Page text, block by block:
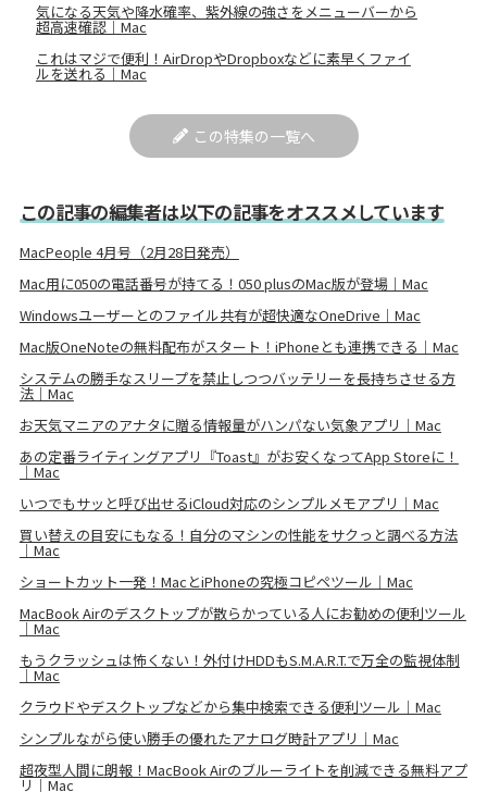
気になる天気や降水確率、紫外線の強さをメニューバーから
超高速確認｜Mac
これはマジで便利！AirDropやDropboxなどに素早くファイ
ルを送れる｜Mac
この特集の一覧へ
この記事の編集者は以下の記事をオススメしています
MacPeople 4月号（2月28日発売）
Mac用に050の電話番号が持てる！050 plusのMac版が登場｜Mac
Windowsユーザーとのファイル共有が超快適なOneDrive｜Mac
Mac版OneNoteの無料配布がスタート！iPhoneとも連携できる｜Mac
システムの勝手なスリープを禁止しつつバッテリーを長持ちさせる方
法｜Mac
お天気マニアのアナタに贈る情報量がハンパない気象アプリ｜Mac
あの定番ライティングアプリ『Toast』がお安くなってApp Storeに！
｜Mac
いつでもサッと呼び出せるiCloud対応のシンプルメモアプリ｜Mac
買い替えの目安にもなる！自分のマシンの性能をサクっと調べる方法
｜Mac
ショートカット一発！MacとiPhoneの究極コピペツール｜Mac
MacBook Airのデスクトップが散らかっている人にお勧めの便利ツール
｜Mac
もうクラッシュは怖くない！外付けHDDもS.M.A.R.T.で万全の監視体制
｜Mac
クラウドやデスクトップなどから集中検索できる便利ツール｜Mac
シンプルながら使い勝手の優れたアナログ時計アプリ｜Mac
超夜型人間に朗報！MacBook Airのブルーライトを削減できる無料アプ
リ｜Mac